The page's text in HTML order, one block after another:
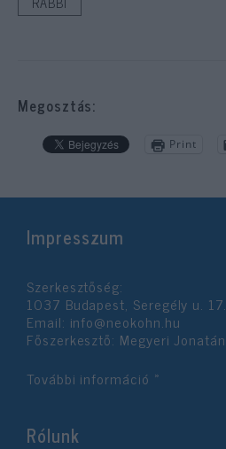
Megosztás:
Print
Impresszum
Szerkesztőség:
1037 Budapest, Seregély u. 17.
Email: info@neokohn.hu
Főszerkesztő: Megyeri Jonatán
További információ »
Rólunk